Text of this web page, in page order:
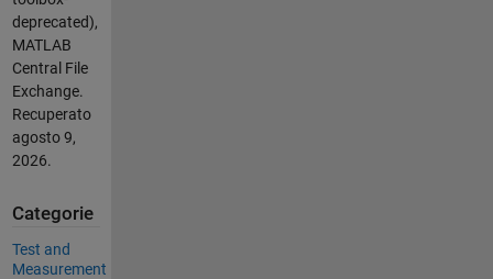
deprecated),
MATLAB
Central File
Exchange.
Recuperato
agosto 9,
2026.
Categorie
Test and
Measurement